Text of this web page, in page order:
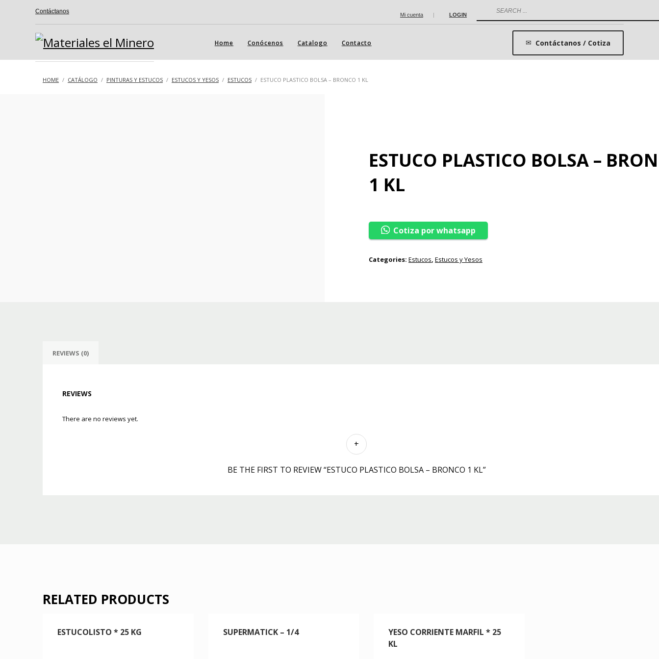
Contáctanos Mi cuenta | LOGIN
Home Conócenos Catalogo Contacto Contáctanos / Cotiza
HOME CATÁLOGO PINTURAS Y ESTUCOS ESTUCOS Y YESOS ESTUCOS ESTUCO PLASTICO BOLSA – BRONCO 1 KL
ESTUCO PLASTICO BOLSA –
1 KL
Cotiza por whatsapp
Categories: Estucos, Estucos y Yesos
REVIEWS (0)
REVIEWS
There are no reviews yet.
BE THE FIRST TO REVIEW “ESTUCO PLASTICO BOLSA – BRONCO 1 KL”
RELATED PRODUCTS
ESTUCOLISTO * 25 KG SUPERMATICK – 1/4
YESO CORRIENTE MARFIL * 25
KL